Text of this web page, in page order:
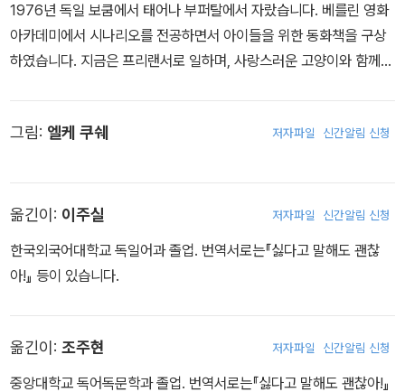
워드리기로 한다. 그러던 어느 날, 안톤은 할아버지께 낚시를 배우며
우연히 작은 물고기 한 마리를 낚게 된다.
한 육식어 이름을 붙이고, 다정히 대화를 나누며 마음을 터놓게 되는
낸 작품이다.
1976년 독일 보쿰에서 태어나 부퍼탈에서 자랐습니다. 베를린 영화
아카데미에서 시나리오를 전공하면서 아이들을 위한 동화책을 구상
하였습니다. 지금은 프리랜서로 일하며, 사랑스러운 고양이와 함께
그림: 엘케 쿠쉐 저자파일 신간알림 신청
옮긴이: 이주실 저자파일 신간알림 신청
한국외국어대학교 독일어과 졸업. 번역서로는『싫다고 말해도 괜찮
아!』 등이 있습니다.
옮긴이: 조주현 저자파일 신간알림 신청
중앙대학교 독어독문학과 졸업. 번역서로는『싫다고 말해도 괜찮아!』